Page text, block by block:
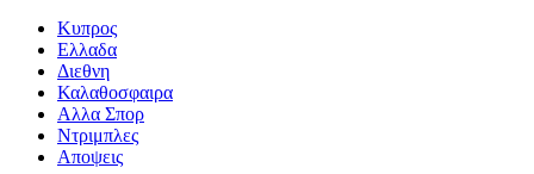
Κυπρος
Ελλαδα
Διεθνη
Καλαθοσφαιρα
Αλλα Σπορ
Ντριμπλες
Αποψεις